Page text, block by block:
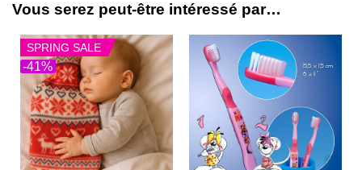
Vous serez peut-être intéressé par…
-41%
SPRING SALE